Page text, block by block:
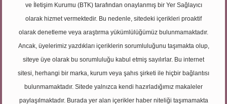
ve İletişim Kurumu (BTK) tarafından onaylanmış bir Yer Sağlayıcı
olarak hizmet vermektedir. Bu nedenle, sitedeki içerikleri proaktif
olarak denetleme veya araştırma yükümlülüğümüz bulunmamaktadır.
Ancak, üyelerimiz yazdıkları içeriklerin sorumluluğunu taşımakta olup,
siteye üye olarak bu sorumluluğu kabul etmiş sayılırlar. Bu internet
sitesi, herhangi bir marka, kurum veya şahıs şirketi ile hiçbir bağlantısı
bulunmamaktadır. Sitede yalnızca kendi hazırladığımız makaleler
paylaşılmaktadır. Burada yer alan içerikler haber niteliği taşımamakta